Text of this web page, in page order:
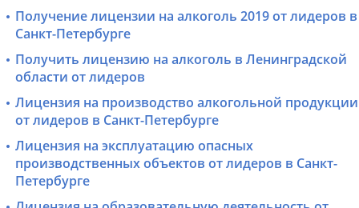
Получение лицензии на алкоголь 2019 от лидеров в
Санкт-Петербурге
Получить лицензию на алкоголь в Ленинградской
области от лидеров
Лицензия на производство алкогольной продукции
от лидеров в Санкт-Петербурге
Лицензия на эксплуатацию опасных
производственных объектов от лидеров в Санкт-
Петербурге